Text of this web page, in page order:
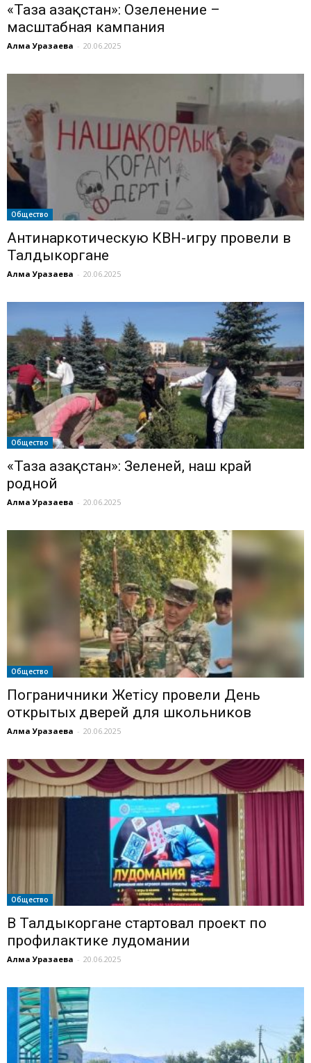
«Таза Қазақстан»: Озеленение –
масштабная кампания
Алма Уразаева - 20.06.2025
Общество
Антинаркотическую КВН-игру провели в
Талдыкоргане
Алма Уразаева - 20.06.2025
Общество
«Таза Қазақстан»: Зеленей, наш край
родной
Алма Уразаева - 20.06.2025
Общество
Пограничники Жетісу провели День
открытых дверей для школьников
Алма Уразаева - 20.06.2025
Общество
В Талдыкоргане стартовал проект по
профилактике лудомании
Алма Уразаева - 20.06.2025